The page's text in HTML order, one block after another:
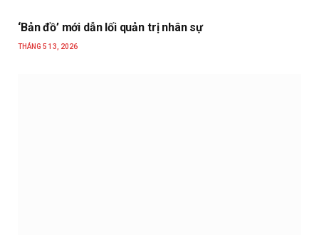
‘Bản đồ’ mới dẫn lối quản trị nhân sự
THÁNG 5 13, 2026